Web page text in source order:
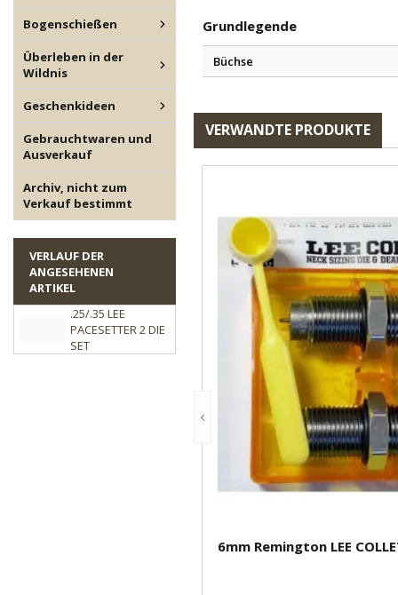
Bogenschießen
Überleben in der
Wildnis
Geschenkideen
Gebrauchtwaren und
Ausverkauf
Archiv, nicht zum
Verkauf bestimmt
VERLAUF DER
ANGESEHENEN
ARTIKEL
.25/.35 LEE
PACESETTER 2 DIE
SET
Grundlegende
Büchse
VERWANDTE PRODUKTE
6mm Remington LEE